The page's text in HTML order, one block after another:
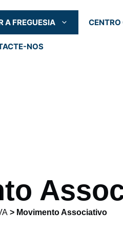
A FREGUESIA
NOS
> Movimento Associativo